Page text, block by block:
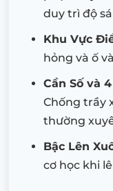
duy trì độ
Khu Vực
hỏng và ố
Cần Số và
Chống trầy
thường
Bậc Lên
cơ học khi